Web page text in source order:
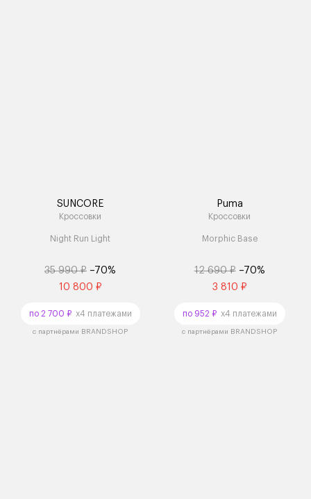
SUNCORE
Кроссовки
Night Run Light
35 990 ₽ –70%
10 800 ₽
по 2 700 ₽x4 платежами
с партнёрами BRANDSHOP
Puma
Кроссовки
Morphic Base
12 690 ₽ –70%
3 810 ₽
по 952 ₽x4 платежами
с партнёрами BRANDSHOP